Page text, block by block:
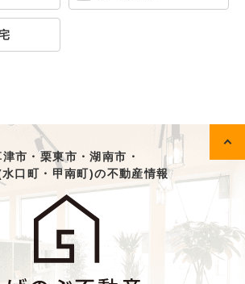
津市・栗東市・湖南市・
口町・甲南町)の不動産情報